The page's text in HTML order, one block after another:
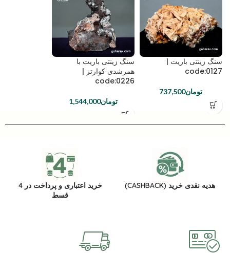
سنگ زینتی باریت |
code:0127
تومان737,500
سنگ زینتی باریت با
همرشدی کوارتز |
code:0226
تومان1,544,000
هدیه نقدی خرید (CASHBACK)
خرید اعتباری و پرداخت در 4
قسط